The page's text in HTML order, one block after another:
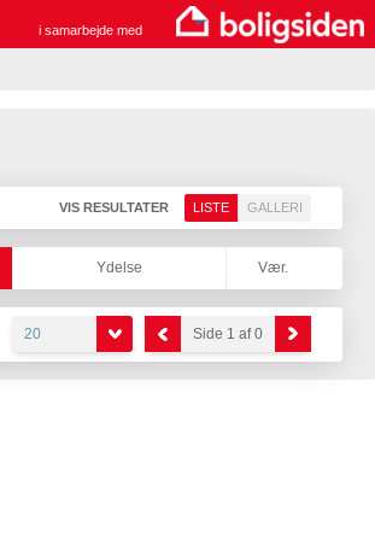
i samarbejde med
VIS RESULTATER LISTE GALLERI
Ydelse Vær.
20 Side 1 af 0